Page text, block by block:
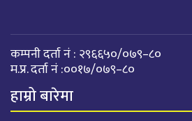
कम्पनी दर्ता नं : २९६६५०/०७९–८०
म.प्र. दर्ता नं :००१७/०७९–८०
हाम्रो बारेमा